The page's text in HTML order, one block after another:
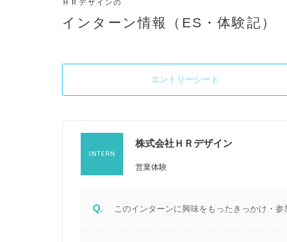
ＨＲデザインの
インターン情報（ES・体験記）
エントリーシート
株式会社ＨＲデザイン
営業体験
Q. このインターンに興味をもったきっかけ・